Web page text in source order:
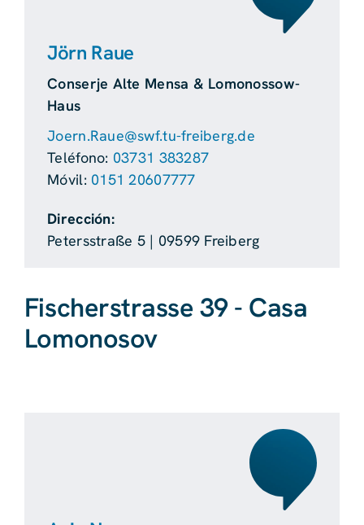
Fischerstrasse 39 - Casa
Lomonosov
Jörn Raue
Conserje Alte Mensa & Lomonossow-
Haus
Joern.Raue@swf.tu-freiberg.de
Teléfono: 03731 383287
Móvil: 0151 20607777
Dirección:
Petersstraße 5 | 09599 Freiberg